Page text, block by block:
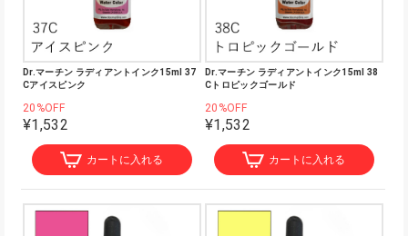
Dr.マーチン ラディアントインク15ml 37
Cアイスピンク
20%OFF
¥1,532
カートに入れる
Dr.マーチン ラディアントインク15ml 38
Cトロピックゴールド
20%OFF
¥1,532
カートに入れる